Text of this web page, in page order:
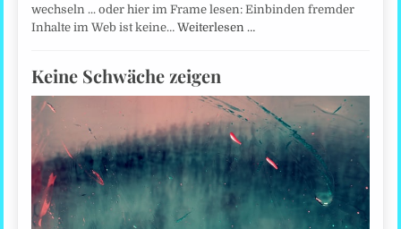
wechseln ... oder hier im Frame lesen: Einbinden fremder
Inhalte im Web ist keine…Weiterlesen …
Keine Schwäche zeigen